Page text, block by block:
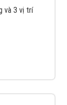
và 3 vị trí